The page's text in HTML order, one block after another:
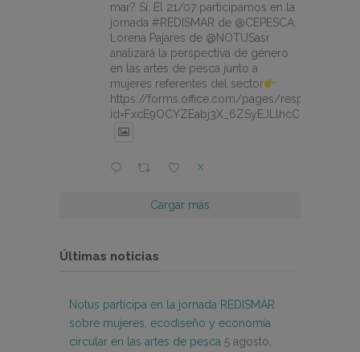
mar? Sí. El 21/07 participamos en la
jornada #REDISMAR de @CEPESCA.
Lorena Pajares de @NOTUSasr
analizará la perspectiva de género
en las artes de pesca junto a
mujeres referentes del sector
https://forms.office.com/pages/
X
Cargar más
Últimas noticias
Notus participa en la jornada REDISMAR
sobre mujeres, ecodiseño y economía
circular en las artes de pesca 5 agosto,